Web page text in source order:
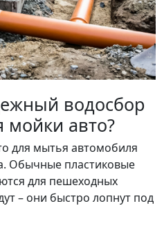
водосбор
мойки авто?
для мытья автомобиля
Обычные пластиковые
для пешеходных
– они быстро лопнут под